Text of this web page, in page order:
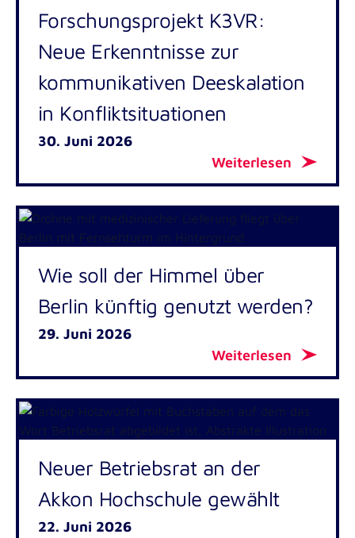
Forschungsprojekt K3VR:
Neue Erkenntnisse zur
kommunikativen Deeskalation
in Konfliktsituationen
30. Juni 2026
Weiterlesen
Wie soll der Himmel über
Berlin künftig genutzt werden?
29. Juni 2026
Weiterlesen
Neuer Betriebsrat an der
Akkon Hochschule gewählt
22. Juni 2026